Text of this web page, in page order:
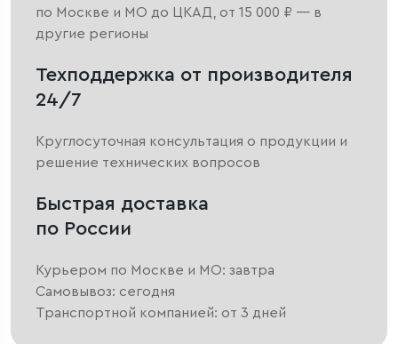
по Москве и МО до ЦКАД, от 15 000 ₽ — в
другие регионы
Техподдержка от производителя
24/7
Круглосуточная консультация о продукции и
решение технических вопросов
Быстрая доставка
по России
Курьером по Москве и МО: завтра
Самовывоз: сегодня
Транспортной компанией: от 3 дней